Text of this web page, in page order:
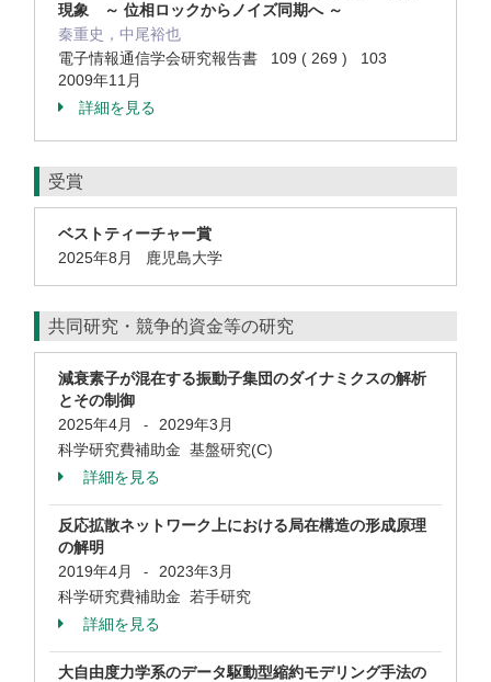
現象 ～ 位相ロックからノイズ同期へ ～
秦重史，中尾裕也
電子情報通信学会研究報告書 109 ( 269 ) 103
2009年11月
詳細を見る
受賞
ベストティーチャー賞
2025年8月 鹿児島大学
共同研究・競争的資金等の研究
減衰素子が混在する振動子集団のダイナミクスの解析
とその制御
2025年4月
-
2029年3月
科学研究費補助金 基盤研究(C)
詳細を見る
反応拡散ネットワーク上における局在構造の形成原理
の解明
2019年4月
-
2023年3月
科学研究費補助金 若手研究
詳細を見る
大自由度力学系のデータ駆動型縮約モデリング手法の